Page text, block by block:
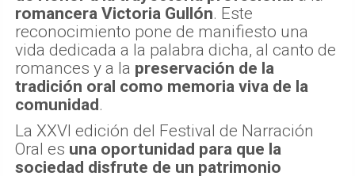
romancera Victoria Gullón. Este
reconocimiento pone de manifiesto una
vida dedicada a la palabra dicha, al canto de
romances y a la preservación de la
tradición oral como memoria viva de la
comunidad.
La XXVI edición del Festival de Narración
Oral es una oportunidad para que la
sociedad disfrute de un patrimonio